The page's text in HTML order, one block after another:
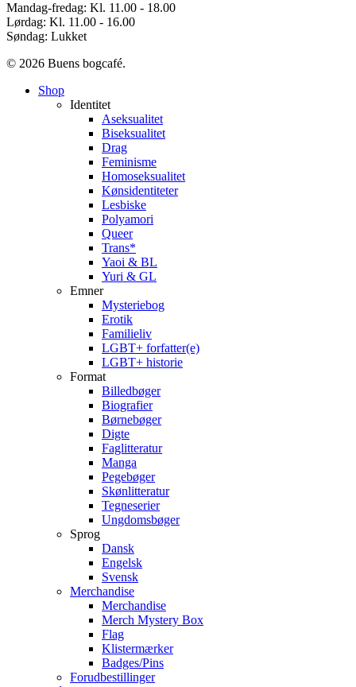
Mandag-fredag: Kl. 11.00 - 18.00
Lørdag: Kl. 11.00 - 16.00
Søndag: Lukket
© 2026 Buens bogcafé.
Close
Shop
Identitet
Aseksualitet
Biseksualitet
Drag
Feminisme
Homoseksualitet
Kønsidentiteter
Lesbiske
Polyamori
Queer
Trans*
Yaoi & BL
Yuri & GL
Emner
Mysteriebog
Erotik
Familieliv
LGBT+ forfatter(e)
LGBT+ historie
Format
Billedbøger
Biografier
Børnebøger
Digte
Faglitteratur
Manga
Pegebøger
Skønlitteratur
Tegneserier
Ungdomsbøger
Sprog
Dansk
Engelsk
Svensk
Merchandise
Merchandise
Merch Mystery Box
Flag
Klistermærker
Badges/Pins
Forudbestillinger